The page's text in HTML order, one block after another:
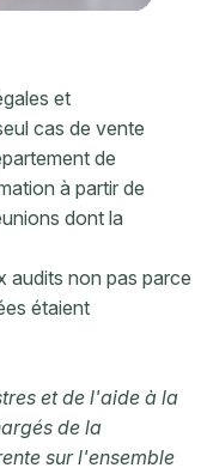
et
cas de vente
de
à partir de
dont la
audits non pas parce
étaient
et de l'aide à la
de la
sur l'ensemble